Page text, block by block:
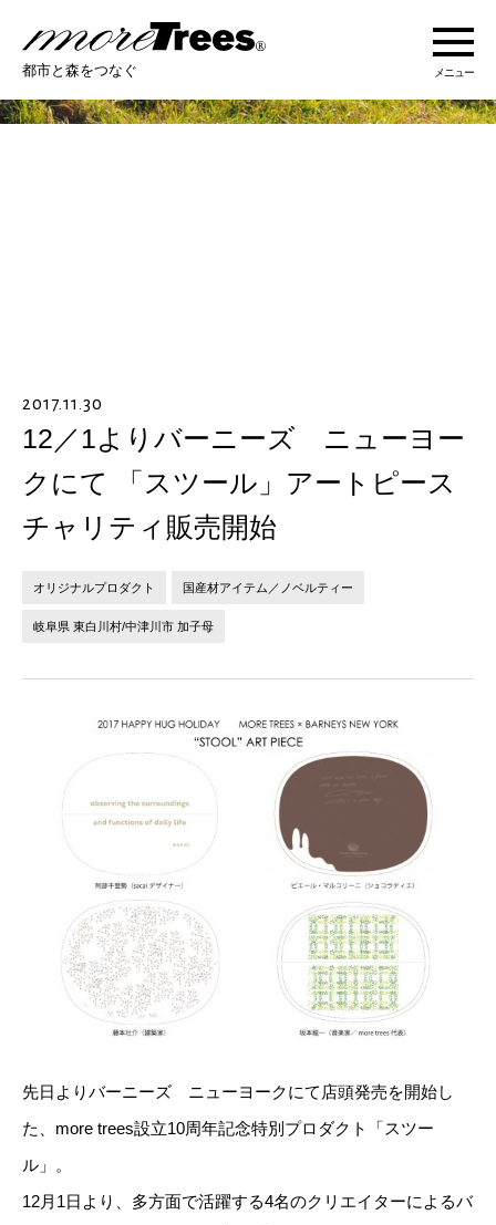
more trees
都市と森をつなぐ メニュー
あなたにできること
法人の方へ 個人の方へ
お問い合わせ
2017.11.30
12／1よりバーニーズ ニューヨー
クにて 「スツール」アートピース
チャリティ販売開始
オリジナルプロダクト 国産材アイテム／ノベルティー
岐阜県 東白川村/中津川市 加子母
先日よりバーニーズ ニューヨークにて店頭発売を開始し
た、more trees設立10周年記念特別プロダクト「スツー
ル」。
12月1日より、多方面で活躍する4名のクリエイターによるバ